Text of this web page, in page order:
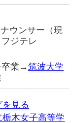
ウンサー（現
ジテレ
卒業→筑波大学
見る
木女子高等学